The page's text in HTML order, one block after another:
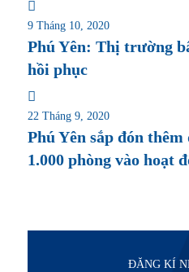
9 Tháng 10, 2020
Phú Yên: Thị trường
hồi phục
22 Tháng 9, 2020
Phú Yên sắp đón
1.000 phòng vào hoạt
ĐĂNG KÍ